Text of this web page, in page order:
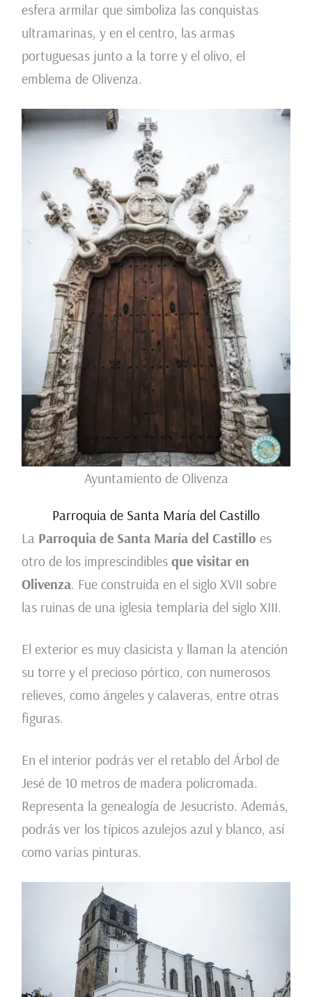
esfera armilar que simboliza las conquistas
ultramarinas, y en el centro, las armas
portuguesas junto a la torre y el olivo, el
emblema de Olivenza.
Ayuntamiento de Olivenza
Parroquia de Santa María del Castillo
La Parroquia de Santa María del Castillo es
otro de los imprescindibles que visitar en
Olivenza. Fue construida en el siglo XVII sobre
las ruinas de una iglesia templaria del siglo XIII.
El exterior es muy clasicista y llaman la atención
su torre y el precioso pórtico, con numerosos
relieves, como ángeles y calaveras, entre otras
figuras.
En el interior podrás ver el retablo del Árbol de
Jesé de 10 metros de madera policromada.
Representa la genealogía de Jesucristo. Además,
podrás ver los típicos azulejos azul y blanco, así
como varias pinturas.